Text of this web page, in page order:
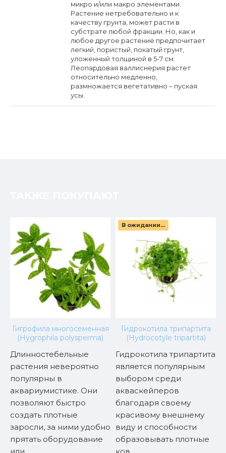
микро и/или макро элементами.
Растение нетребовательно и к
качеству грунта, может расти в
субстрате любой фракции. Но, как и
любое другое растение предпочитает
легкий, пористый, покатый грунт,
уложенный толщиной в 5-7 см.
Леопардовая валлиснерия растет
относительно медленно,
размножается вегетативно – пуская
усы.
Гигрофила многосеменная
(Hygrophila polysperma)
Длинностебельные
растения невероятно
популярны в
аквариумистике. Они
позволяют быстро
создать плотные
заросли, за ними удобно
прятать оборудование
В ожидании...
Гидрокотила трипартита
(Hydrocotyle tripartita)
Гидрокотила трипартита
является популярным
выбором среди
акваскейперов
благодаря своему
красивому внешнему
виду и способности
образовывать плотные